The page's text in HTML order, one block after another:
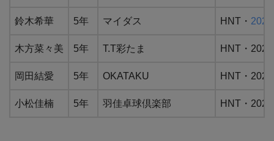
鈴木希華 5年 マイダス HNT・
木方菜々美 5年 T.T彩たま HNT・
岡田結愛 5年 OKATAKU HNT・
小松佳楠 5年 羽佳卓球倶楽部 HNT・